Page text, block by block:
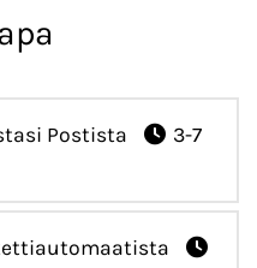
Postista
3-7